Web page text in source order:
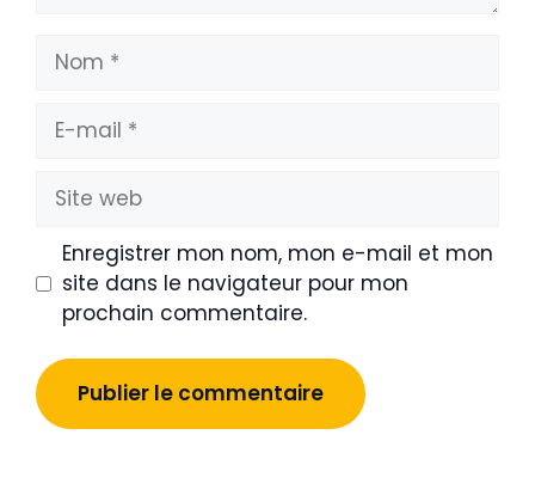
Nom
mail
Site
web
Enregistrer mon nom, mon e-mail et mon
site dans le navigateur pour mon
prochain commentaire.